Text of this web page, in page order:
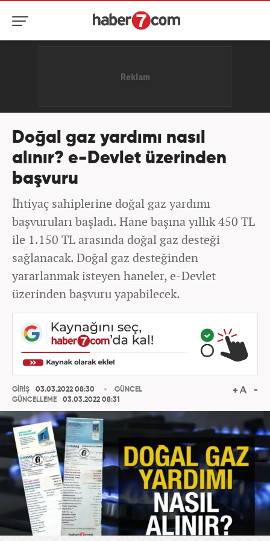
Doğal gaz yardımı nasıl
alınır? e-Devlet üzerinden
başvuru
İhtiyaç sahiplerine doğal gaz yardımı
başvuruları başladı. Hane başına yıllık 450 TL
ile 1.150 TL arasında doğal gaz desteği
sağlanacak. Doğal gaz desteğinden
yararlanmak isteyen haneler, e-Devlet
üzerinden başvuru yapabilecek.
GİRİŞ
03.03.2022 08:30
GÜNCELLEME
03.03.2022 08:31
GÜNCEL